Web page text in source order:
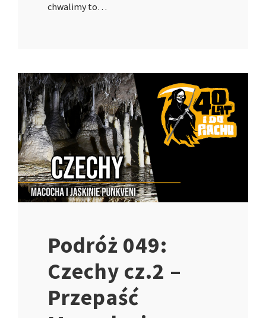
chwalimy to…
Podróż 049:
Czechy cz.2 –
Przepaść